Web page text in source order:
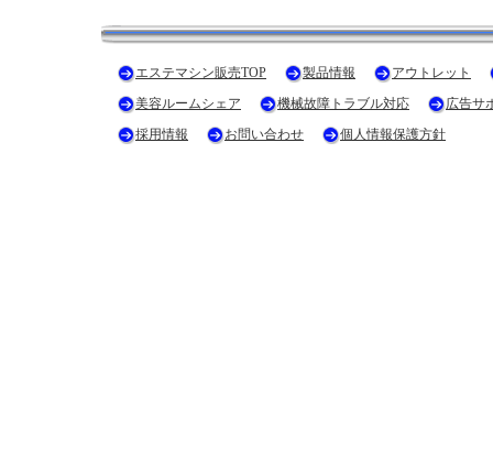
エステマシン販売TOP 製品情報
アウトレット
美容ルームシェア
機械故障トラブル対応
広告サ
採用情報
お問い合わせ 個人情報保護方針